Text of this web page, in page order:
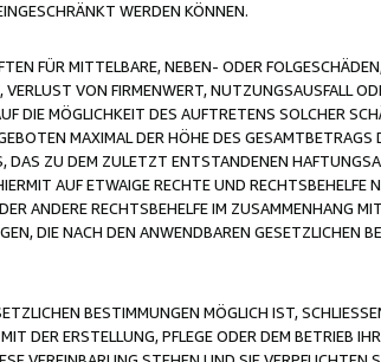
WERDEN KÖNNEN.
FÜR MITTELBARE, NEBEN- ODER
VON FIRMENWERT, NUTZUNGSAUSFALL
MÖGLICHKEIT DES AUFTRETENS SOLCHER
MAXIMAL DER HÖHE DES GESAMTBETRAGS
ZU DEM ZULETZT ENTSTANDENEN
AUF ETWAIGE RECHTE UND RECHTSBEHELFE
ANDERE RECHTSBEHELFE IM ZUSAMMENHANG
DIE NACH DEN ANWENDBAREN GESETZLICHEN
BESTIMMUNGEN MÖGLICH IST,
DER ERSTELLUNG, PFLEGE ODER DEM BETRIEB